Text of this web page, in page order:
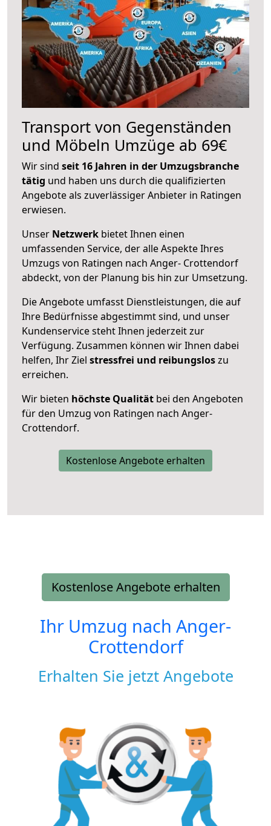
Transport von Gegenständen
und Möbeln Umzüge ab 69€
Wir sind seit 16 Jahren in der Umzugsbranche
tätig und haben uns durch die qualifizierten
Angebote als zuverlässiger Anbieter in Ratingen
erwiesen.
Unser Netzwerk bietet Ihnen einen
umfassenden Service, der alle Aspekte Ihres
Umzugs von Ratingen nach Anger- Crottendorf
abdeckt, von der Planung bis hin zur Umsetzung.
Die Angebote umfasst Dienstleistungen, die auf
Ihre Bedürfnisse abgestimmt sind, und unser
Kundenservice steht Ihnen jederzeit zur
Verfügung. Zusammen können wir Ihnen dabei
helfen, Ihr Ziel stressfrei und reibungsloszu
erreichen.
Wir bieten höchste Qualität bei den Angeboten
für den Umzug von Ratingen nach Anger-
Crottendorf.
Kostenlose Angebote erhalten
Kostenlose Angebote erhalten
Ihr Umzug nach Anger-
Crottendorf
Erhalten Sie jetzt Angebote